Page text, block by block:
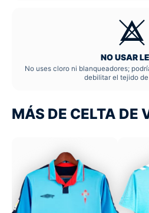
NO USAR
No uses cloro ni blanqueadores;
debilitar el tejido
MÁS DE CELTA DE